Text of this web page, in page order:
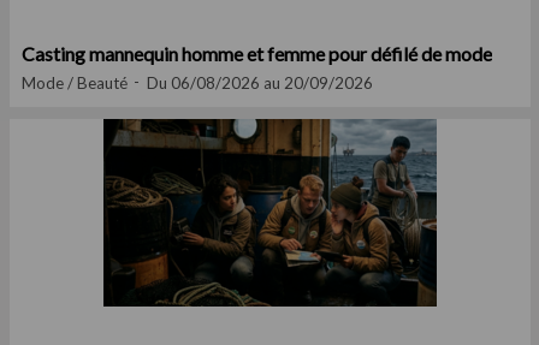
Casting mannequin homme et femme pour défilé de mode
Mode / Beauté Du 06/08/2026 au 20/09/2026